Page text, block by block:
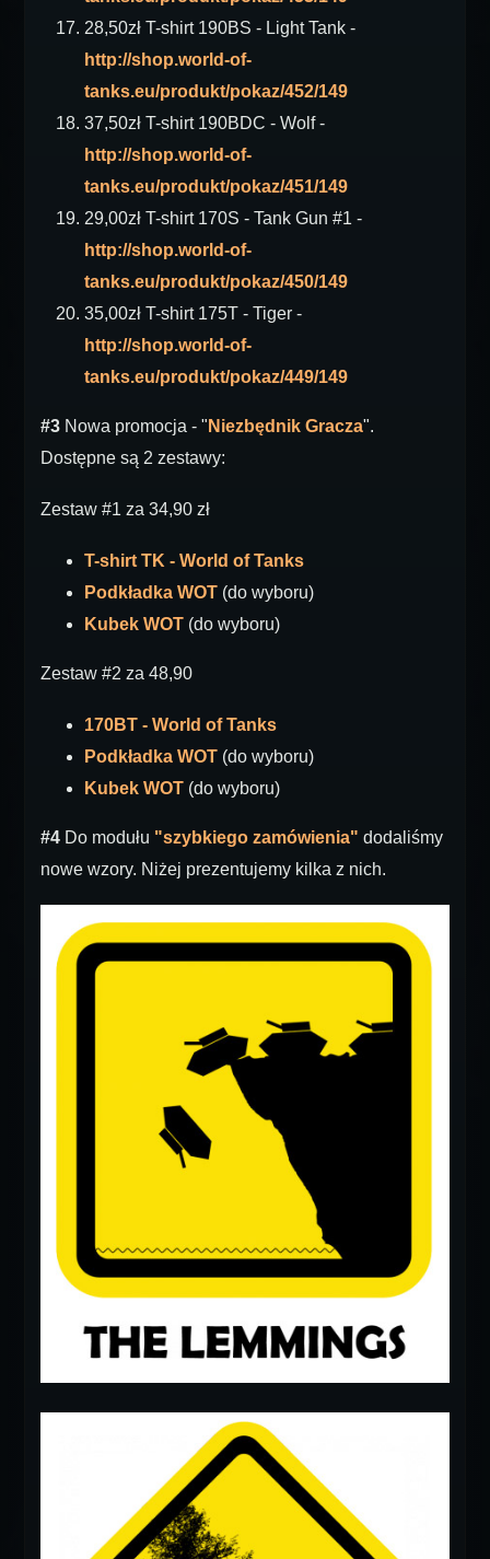
28,50zł T-shirt 190BS - Light Tank -
http://shop.world-of-
tanks.eu/produkt/pokaz/452/149
37,50zł T-shirt 190BDC - Wolf -
http://shop.world-of-
tanks.eu/produkt/pokaz/451/149
29,00zł T-shirt 170S - Tank Gun #1 -
http://shop.world-of-
tanks.eu/produkt/pokaz/450/149
35,00zł T-shirt 175T - Tiger -
http://shop.world-of-
tanks.eu/produkt/pokaz/449/149
#3 Nowa promocja - " Niezbędnik Gracza".
Dostępne są 2 zestawy:
Zestaw #1 za 34,90 zł
T-shirt TK - World of Tanks
Podkładka WOT (do wyboru)
Kubek WOT (do wyboru)
Zestaw #2 za 48,90
170BT - World of Tanks
Podkładka WOT (do wyboru)
Kubek WOT (do wyboru)
#4 Do modułu "szybkiego zamówienia" dodaliśmy
nowe wzory. Niżej prezentujemy kilka z nich.